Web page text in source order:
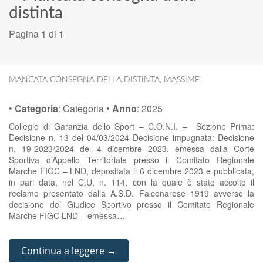
distinta
Pagina 1 di 1
MANCATA CONSEGNA DELLA DISTINTA, MASSIME
• Categoria: Categoria • Anno: 2025
Collegio di Garanzia dello Sport – C.O.N.I. – Sezione Prima:
Decisione n. 13 del 04/03/2024 Decisione impugnata: Decisione
n. 19-2023/2024 del 4 dicembre 2023, emessa dalla Corte
Sportiva d’Appello Territoriale presso il Comitato Regionale
Marche FIGC – LND, depositata il 6 dicembre 2023 e pubblicata,
in pari data, nel C.U. n. 114, con la quale è stato accolto il
reclamo presentato dalla A.S.D. Falconarese 1919 avverso la
decisione del Giudice Sportivo presso il Comitato Regionale
Marche FIGC LND – emessa…
Continua a leggere →